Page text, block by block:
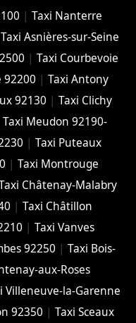
|Taxi Nanterre
Taxi Asnières-sur-Seine
|Taxi Courbevoie
92200 |Taxi Antony
92130 |Taxi Clichy
Taxi Meudon 92190-
| Taxi Puteaux
| Taxi Montrouge
Châtenay-Malabry
| Taxi Châtillon
| Taxi Vanves
92250 | Taxi Bois-
aux-Roses
Villeneuve-la-Garenne
92350 | Taxi Sceaux